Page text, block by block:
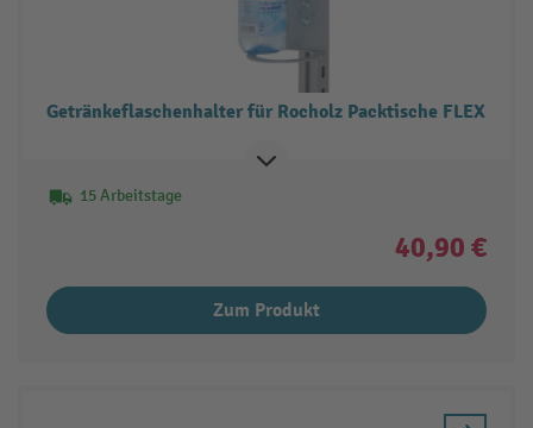
Getränkeflaschenhalter für Rocholz Packtische FLEX
15 Arbeitstage
40,90 €
Zum Produkt